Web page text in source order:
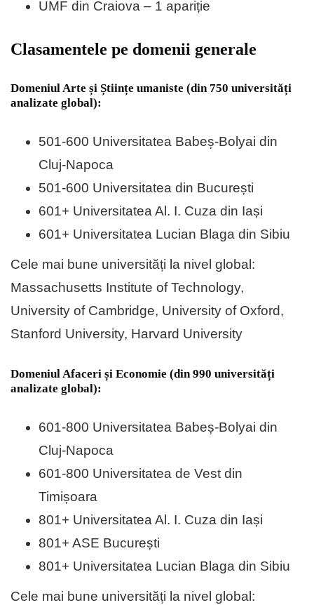
UMF din Craiova – 1 apariție
Clasamentele pe domenii generale
Domeniul Arte și Științe umaniste (din 750 universități
analizate global):
501-600 Universitatea Babeș-Bolyai din
Cluj-Napoca
501-600 Universitatea din București
601+ Universitatea Al. I. Cuza din Iași
601+ Universitatea Lucian Blaga din Sibiu
Cele mai bune universități la nivel global:
Massachusetts Institute of Technology,
University of Cambridge, University of Oxford,
Stanford University, Harvard University
Domeniul Afaceri și Economie (din 990 universități
analizate global):
601-800 Universitatea Babeș-Bolyai din
Cluj-Napoca
601-800 Universitatea de Vest din
Timișoara
801+ Universitatea Al. I. Cuza din Iași
801+ ASE București
801+ Universitatea Lucian Blaga din Sibiu
Cele mai bune universități la nivel global: